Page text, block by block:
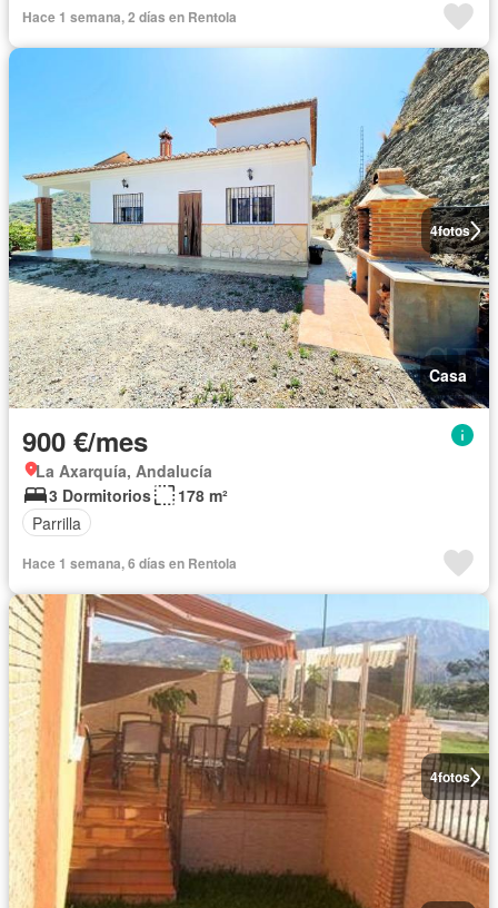
Hace 1 semana, 2 días en Rentola
4fotos
Casa
900 €/mes
La Axarquía, Andalucía
3 Dormitorios
178 m²
Parrilla
Hace 1 semana, 6 días en Rentola
4fotos